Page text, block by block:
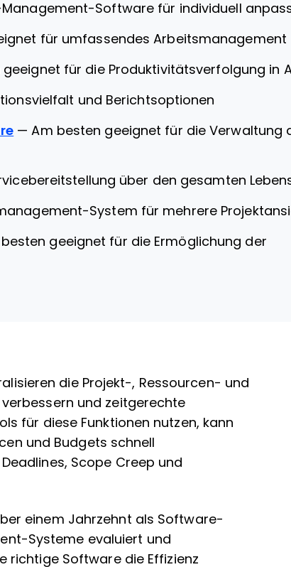
Software für individuell
für umfassendes Arbeitsmanagement
für die Produktivitätsverfolgung in
und Berichtsoptionen
—Am besten geeignet für die Verwaltung
über den gesamten
System für mehrere
geeignet für die Ermöglichung der
die Projekt-, Ressourcen- und
und zeitgerechte
für diese Funktionen nutzen, kann
und Budgets schnell
Scope Creep und
einem Jahrzehnt als Software-
Systeme evaluiert und
richtige Software die Effizienz